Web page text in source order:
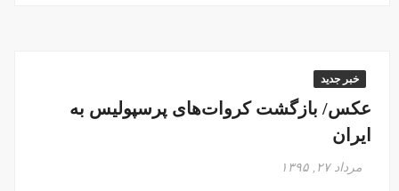
خبر جدید
عکس/ بازگشت کروات‌های پرسپولیس به
ایران
مرداد ۲۷, ۱۳۹۵